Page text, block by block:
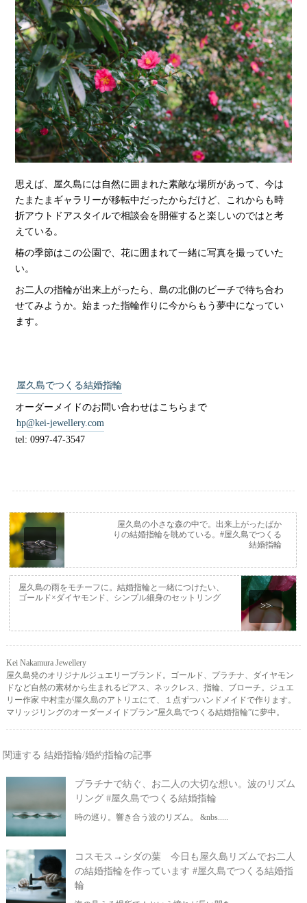
思えば、屋久島には自然に囲まれた素敵な場所があって、今は
たまたまギャラリーが移転中だったからだけど、これからも時
折アウトドアスタイルで相談会を開催すると楽しいのではと考
えている。
椿の季節はこの公園で、花に囲まれて一緒に写真を撮っていた
い。
お二人の指輪が出来上がったら、島の北側のビーチで待ち合わ
せてみようか。始まった指輪作りに今からもう夢中になってい
ます。
屋久島でつくる結婚指輪
オーダーメイドのお問い合わせはこちらまで
hp@kei-jewellery.com
tel: 0997-47-3547
<<
屋久島の小さな森の中で。出来上がったばか
りの結婚指輪を眺めている。#屋久島でつくる
結婚指輪
>>
屋久島の雨をモチーフに。結婚指輪と一緒につけたい、
ゴールド×ダイヤモンド、シンプル細身のセットリング
Kei Nakamura Jewellery
屋久島発のオリジナルジュエリーブランド。ゴールド、プラチナ、ダイヤモン
ドなど自然の素材から生まれるピアス、ネックレス、指輪、ブローチ。ジュエ
リー作家 中村圭が屋久島のアトリエにて、１点ずつハンドメイドで作ります。
マリッジリングのオーダーメイドプラン“屋久島でつくる結婚指輪”に夢中。
関連する 結婚指輪/婚約指輪の記事
プラチナで紡ぐ、お二人の大切な想い。波のリズム
リング #屋久島でつくる結婚指輪
時の巡り。響き合う波のリズム。 &nbs.....
コスモス→シダの葉 今日も屋久島リズムでお二人
の結婚指輪を作っています #屋久島でつくる結婚指
輪